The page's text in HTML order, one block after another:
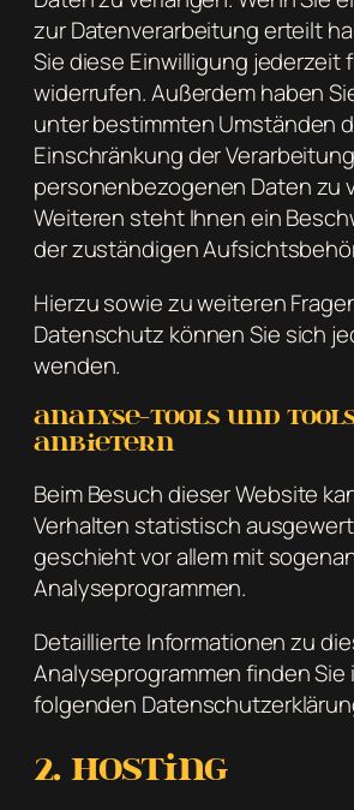
zur Datenverarbeitung erteilt
Sie diese Einwilligung jederzeit
widerrufen. Außerdem haben
unter bestimmten Umständen
Einschränkung der
personenbezogenen Daten zu
Weiteren steht Ihnen ein
der zuständigen
Hierzu sowie zu weiteren
Datenschutz können Sie sich
wenden.
Analyse-Tools und
anbietern
Beim Besuch dieser Website
Verhalten statistisch
geschieht vor allem mit
Analyseprogrammen.
Detaillierte Informationen zu
Analyseprogrammen finden Sie
folgenden
2. Hosting